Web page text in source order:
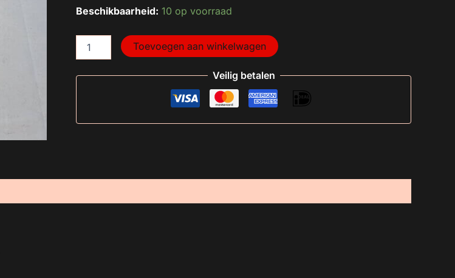
Beschikbaarheid: 10 op voorraad
Toevoegen aan winkelwagen
Veilig betalen